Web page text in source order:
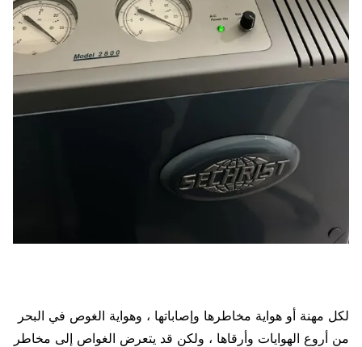
لكل مهنة أو هواية مخاطرها وإصاباتها ، وهواية الغوص في البحر
من أروع الهوايات وأرقاها ، ولكن قد يتعرض الغواص إلى مخاطر